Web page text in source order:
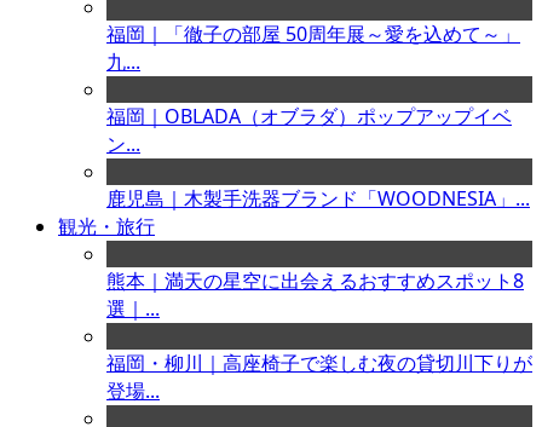
福岡｜「徹子の部屋 50周年展～愛を込めて～」
九...
福岡｜OBLADA（オブラダ）ポップアップイベ
ン...
鹿児島｜木製手洗器ブランド「WOODNESIA」...
観光・旅行
熊本｜満天の星空に出会えるおすすめスポット8
選｜...
福岡・柳川｜高座椅子で楽しむ夜の貸切川下りが
登場...